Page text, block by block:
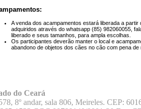
A venda dos acampamentos estará liberada a partir
adquiridos através do whatsapp (85) 982060055,
liberado e seus tamanhos, para ampla escolhas.
Os participantes deverão manter o local e
abandono de objetos dos cães no cão com pena de
do Ceará
8º andar, sala 806, Meireles. CEP: